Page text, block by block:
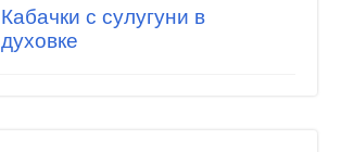
Кабачки с сулугуни в
духовке